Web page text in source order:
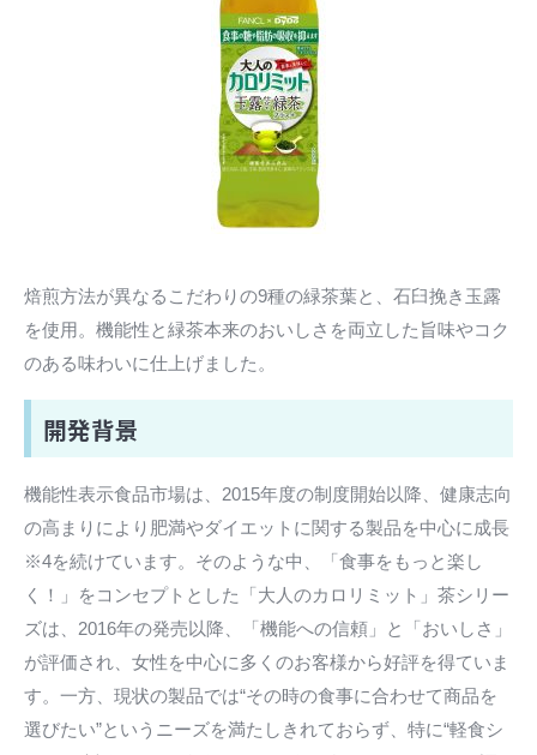
焙煎方法が異なるこだわりの9種の緑茶葉と、石臼挽き玉露
を使用。機能性と緑茶本来のおいしさを両立した旨味やコク
のある味わいに仕上げました。
開発背景
機能性表示食品市場は、2015年度の制度開始以降、健康志向
の高まりにより肥満やダイエットに関する製品を中心に成長
※4を続けています。そのような中、「食事をもっと楽し
く！」をコンセプトとした「大人のカロリミット」茶シリー
ズは、2016年の発売以降、「機能への信頼」と「おいしさ」
が評価され、女性を中心に多くのお客様から好評を得ていま
す。一方、現状の製品では“その時の食事に合わせて商品を
選びたい”というニーズを満たしきれておらず、特に“軽食シ